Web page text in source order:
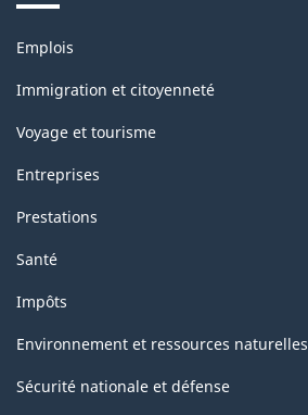
Thèmes
sujets
Emplois
Immigration et citoyenneté
Voyage et tourisme
Entreprises
Prestations
Santé
Impôts
Environnement et ressources naturelles
Sécurité nationale et défense